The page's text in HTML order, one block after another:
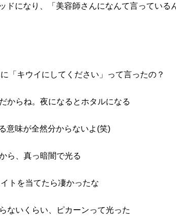
ドになり、「美容師さんになんて言っている
「キウイにしてください」って言ったの？
からね。夜になるとホタルになる
味が全然分からないよ(笑)
ら、真っ暗闇で光る
トを当てたら凄かったな
ないくらい、ピカーンって光った